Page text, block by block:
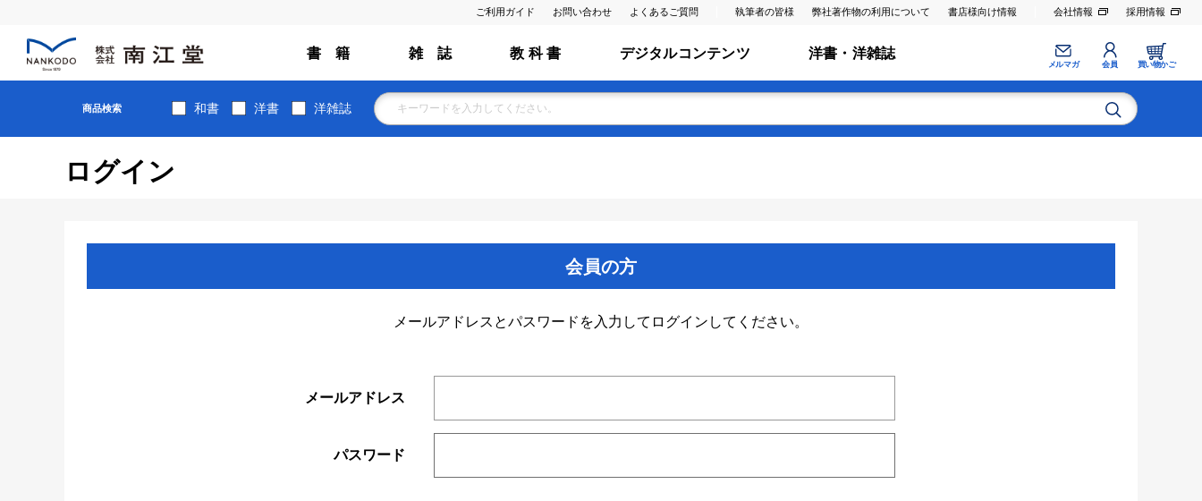
ご利用ガイド お問い合わせ よくあるご質問 執筆者の皆様 弊社著作物の利用について 書店様向け情報 会社情報 採用情報
書 籍 雑 誌 教 科 書 デジタルコンテンツ 洋書・洋雑誌
メルマガ 会員 買い物かご
商品検索 和書 洋書 洋雑誌
ログイン
会員の方
メールアドレスとパスワードを入力してログインしてください。
メールアドレス
パスワード